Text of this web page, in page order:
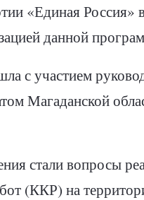
«Единая Россия»
данной
с участием
Магаданской
стали вопросы
(ККР) на